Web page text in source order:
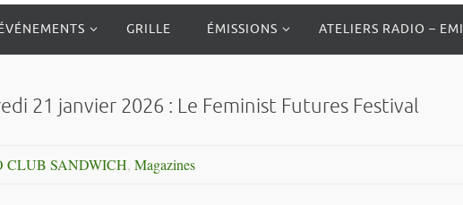
GRILLE ÉMISSIONS ATELIERS RADIO – EMI
21 janvier 2026 : Le Feminist Futures Festival
CLUB SANDWICH, Magazines